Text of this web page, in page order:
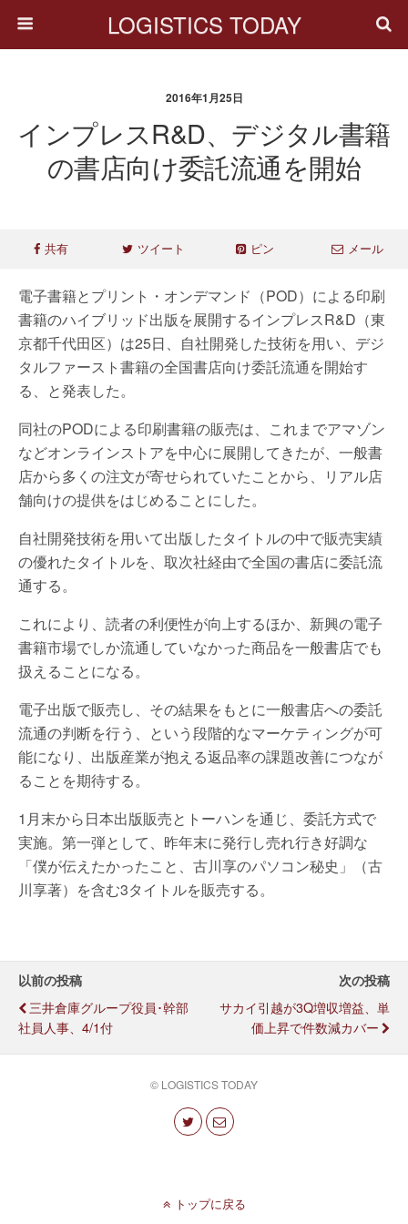
LOGISTICS TODAY
2016年1月25日
インプレスR&D、デジタル書籍
の書店向け委託流通を開始
共有 ツイート ピン メール
電子書籍とプリント・オンデマンド（POD）による印刷
書籍のハイブリッド出版を展開するインプレスR&D（東
京都千代田区）は25日、自社開発した技術を用い、デジ
タルファースト書籍の全国書店向け委託流通を開始す
る、と発表した。
同社のPODによる印刷書籍の販売は、これまでアマゾン
などオンラインストアを中心に展開してきたが、一般書
店から多くの注文が寄せられていたことから、リアル店
舗向けの提供をはじめることにした。
自社開発技術を用いて出版したタイトルの中で販売実績
の優れたタイトルを、取次社経由で全国の書店に委託流
通する。
これにより、読者の利便性が向上するほか、新興の電子
書籍市場でしか流通していなかった商品を一般書店でも
扱えることになる。
電子出版で販売し、その結果をもとに一般書店への委託
流通の判断を行う、という段階的なマーケティングが可
能になり、出版産業が抱える返品率の課題改善につなが
ることを期待する。
1月末から日本出版販売とトーハンを通じ、委託方式で
実施。第一弾として、昨年末に発行し売れ行き好調な
「僕が伝えたかったこと、古川享のパソコン秘史」（古
川享著）を含む3タイトルを販売する。
以前の投稿
三井倉庫グループ役員･幹部
社員人事、4/1付
次の投稿
サカイ引越が3Q増収増益、単
価上昇で件数減カバー
© LOGISTICS TODAY
トップに戻る